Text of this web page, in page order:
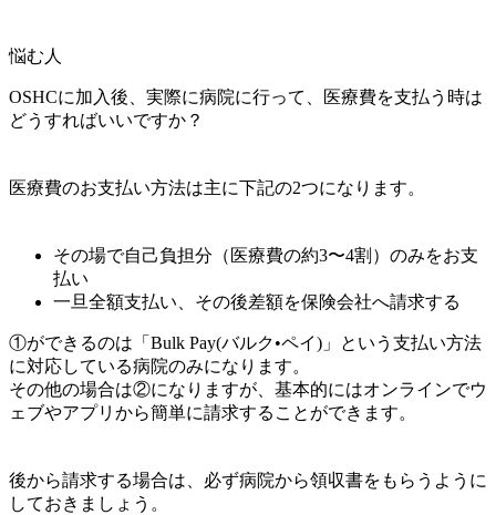
悩む人
OSHCに加入後、実際に病院に行って、医療費を支払う時は
どうすればいいですか？
医療費のお支払い方法は主に下記の2つになります。
その場で自己負担分（医療費の約3〜4割）のみをお支
払い
一旦全額支払い、その後差額を保険会社へ請求する
①ができるのは 「Bulk Pay(バルク•ペイ)」
という支払い方法
に対応している病院のみになります。
その他の場合は②になりますが、基本的にはオンラインでウ
ェブやアプリから簡単に請求することができます。
後から請求する場合は、必ず病院から領収書をもらうように
しておきましょう。